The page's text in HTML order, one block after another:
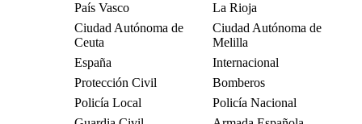
País Vasco
La Rioja
Ciudad Autónoma de
Ceuta
Ciudad Autónoma de
Melilla
España
Internacional
Protección Civil
Bomberos
Policía Local
Policía Nacional